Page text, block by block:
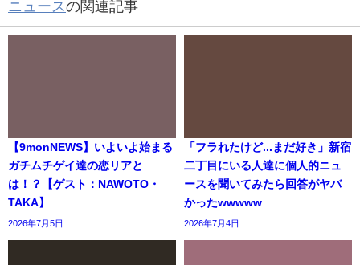
ニュースの関連記事
【9monNEWS】いよいよ始まる
ガチムチゲイ達の恋リアと
は！？【ゲスト：NAWOTO・
TAKA】
2026年7月5日
「フラれたけど...まだ好き」新宿
二丁目にいる人達に個人的ニュ
ースを聞いてみたら回答がヤバ
かったwwwww
2026年7月4日